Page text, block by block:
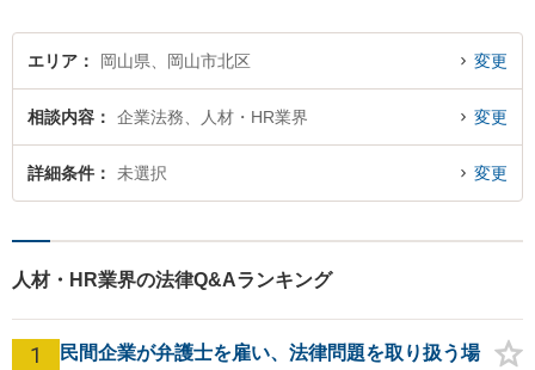
エリア 岡山県、岡山市北区 変更
相談内容 企業法務、人材・HR業界 変更
詳細条件 未選択 変更
人材・HR業界の法律Q&Aランキング
1
民間企業が弁護士を雇い、法律問題を取り扱う場